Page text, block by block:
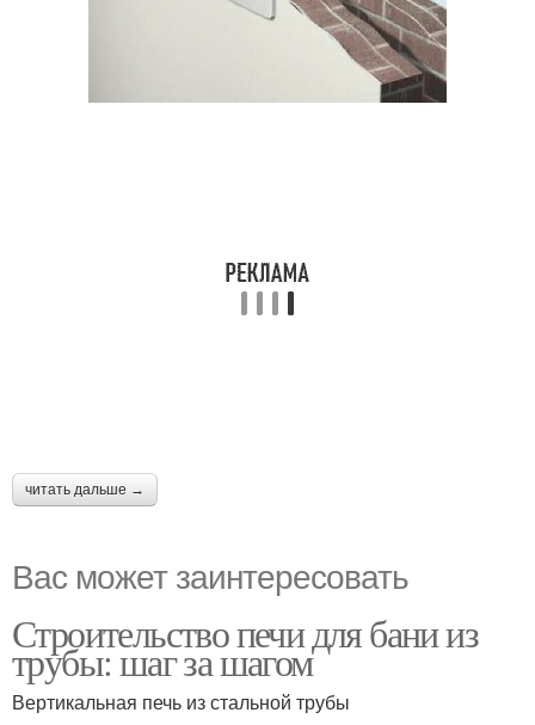
читать дальше →
Вас может заинтересовать
Строительство печи для бани из
трубы: шаг за шагом
Вертикальная печь из стальной трубы